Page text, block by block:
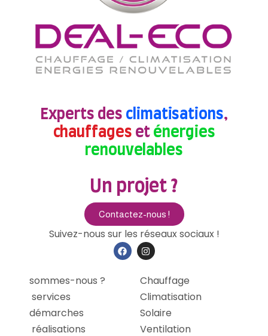
Experts des climatisations,
chauffages et énergies
renouvelables
Un projet ?
Contactez-nous !
Suivez-nous sur les réseaux sociaux !
Qui sommes-nous ?
Nos services
Les démarches
Nos réalisations
Chauffage
Climatisation
Solaire
Ventilation